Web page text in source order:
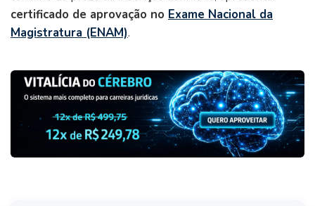
certificado de aprovação no Exame Nacional da
Magistratura (ENAM).